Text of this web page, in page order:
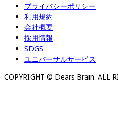
プライバシーポリシー
利用規約
会社概要
採用情報
SDGS
ユニバーサルサービス
COPYRIGHT © Dears Brain. ALL